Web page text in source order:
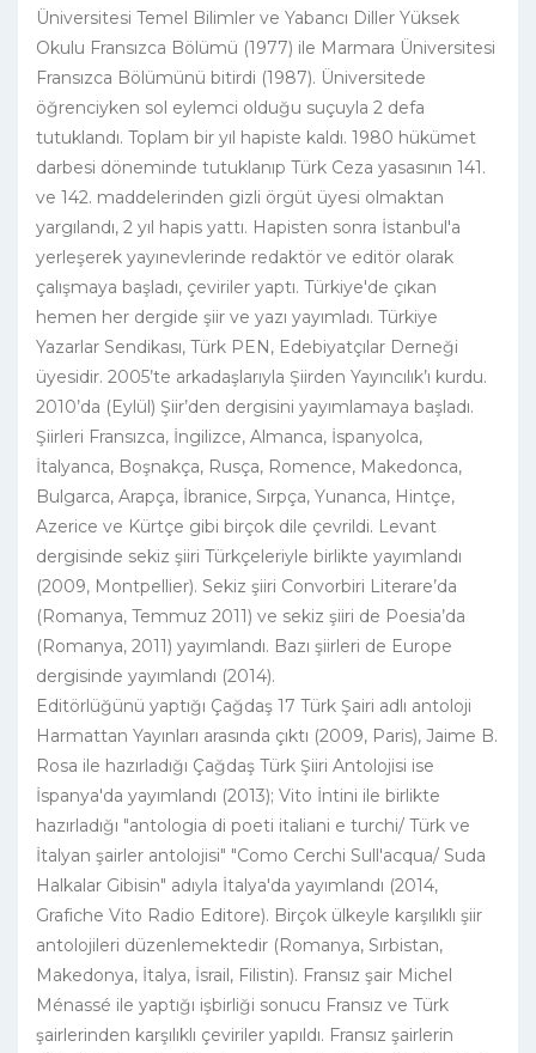
Üniversitesi Temel Bilimler ve Yabancı Diller Yüksek
Okulu Fransızca Bölümü (1977) ile Marmara Üniversitesi
Fransızca Bölümünü bitirdi (1987). Üniversitede
öğrenciyken sol eylemci olduğu suçuyla 2 defa
tutuklandı. Toplam bir yıl hapiste kaldı. 1980 hükümet
darbesi döneminde tutuklanıp Türk Ceza yasasının 141.
ve 142. maddelerinden gizli örgüt üyesi olmaktan
yargılandı, 2 yıl hapis yattı. Hapisten sonra İstanbul'a
yerleşerek yayınevlerinde redaktör ve editör olarak
çalışmaya başladı, çeviriler yaptı. Türkiye'de çıkan
hemen her dergide şiir ve yazı yayımladı. Türkiye
Yazarlar Sendikası, Türk PEN, Edebiyatçılar Derneği
üyesidir. 2005’te arkadaşlarıyla Şiirden Yayıncılık’ı kurdu.
2010’da (Eylül) Şiir’den dergisini yayımlamaya başladı.
Şiirleri Fransızca, İngilizce, Almanca, İspanyolca,
İtalyanca, Boşnakça, Rusça, Romence, Makedonca,
Bulgarca, Arapça, İbranice, Sırpça, Yunanca, Hintçe,
Azerice ve Kürtçe gibi birçok dile çevrildi. Levant
dergisinde sekiz şiiri Türkçeleriyle birlikte yayımlandı
(2009, Montpellier). Sekiz şiiri Convorbiri Literare’da
(Romanya, Temmuz 2011) ve sekiz şiiri de Poesia’da
(Romanya, 2011) yayımlandı. Bazı şiirleri de Europe
dergisinde yayımlandı (2014).
Editörlüğünü yaptığı Çağdaş 17 Türk Şairi adlı antoloji
Harmattan Yayınları arasında çıktı (2009, Paris), Jaime B.
Rosa ile hazırladığı Çağdaş Türk Şiiri Antolojisi ise
İspanya'da yayımlandı (2013); Vito İntini ile birlikte
hazırladığı "antologia di poeti italiani e turchi/ Türk ve
İtalyan şairler antolojisi" "Como Cerchi Sull'acqua/ Suda
Halkalar Gibisin" adıyla İtalya'da yayımlandı (2014,
Grafiche Vito Radio Editore). Birçok ülkeyle karşılıklı şiir
antolojileri düzenlemektedir (Romanya, Sırbistan,
Makedonya, İtalya, İsrail, Filistin). Fransız şair Michel
Ménassé ile yaptığı işbirliği sonucu Fransız ve Türk
şairlerinden karşılıklı çeviriler yapıldı. Fransız şairlerin